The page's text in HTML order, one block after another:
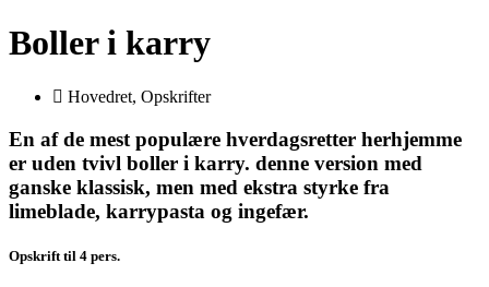
Boller i karry
Hovedret, Opskrifter
En af de mest populære hverdagsretter herhjemme
er uden tvivl boller i karry. denne version med
ganske klassisk, men med ekstra styrke fra
limeblade, karrypasta og ingefær.
Opskrift til 4 pers.